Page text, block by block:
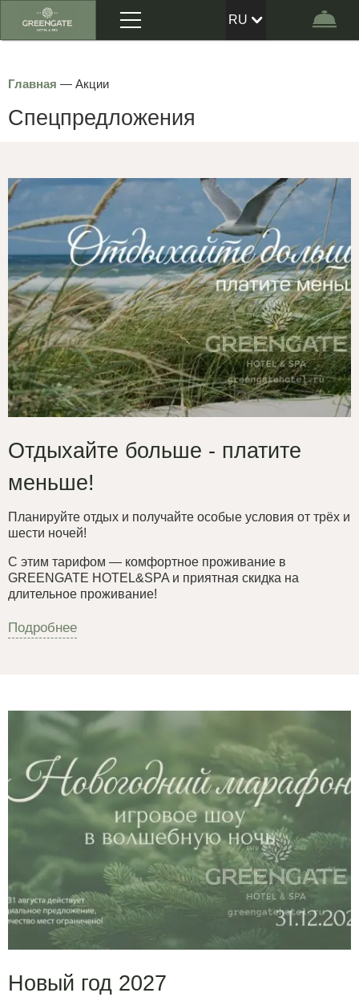
Меню RU
Главная — Акции
Спецпредложения
Отдыхайте больше - платите
меньше!
Планируйте отдых и получайте особые условия от трёх и
шести ночей!
С этим тарифом — комфортное проживание в
GREENGATE HOTEL&SPA и приятная скидка на
длительное проживание!
Подробнее
Новый год 2027